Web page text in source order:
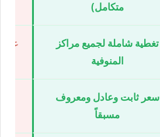
متكامل)
تغطية شاملة لجميع مراكز
المنوفية
سعر ثابت وعادل ومعروف
مسبقاً